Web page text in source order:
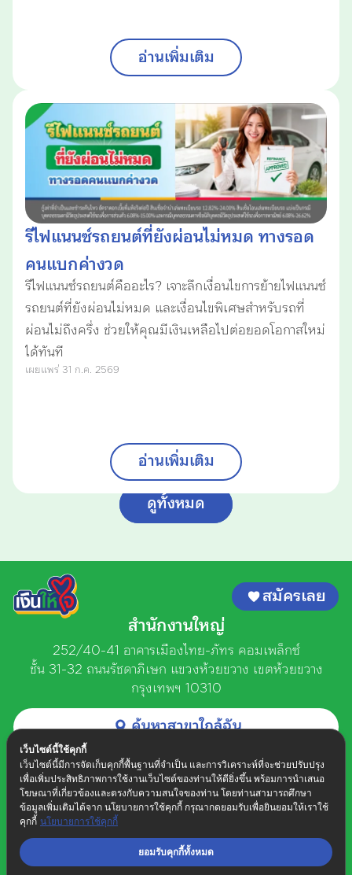
อ่านเพิ่มเติม
รีไฟแนนซ์รถยนต์ที่ยังผ่อนไม่หมด ทางรอด
คนแบกค่างวด
รีไฟแนนซ์รถยนต์คืออะไร? เจาะลึกเงื่อนไขการย้ายไฟแนนซ์
รถยนต์ที่ยังผ่อนไม่หมด และเงื่อนไขพิเศษสำหรับรถที่
ผ่อนไม่ถึงครึ่ง ช่วยให้คุณมีเงินเหลือไปต่อยอดโอกาสใหม่
ได้ทันที
เผยแพร่ 31 ก.ค. 2569
อ่านเพิ่มเติม
ดูทั้งหมด
สมัครเลย
สำนักงานใหญ่
252/40-41 อาคารเมืองไทย-ภัทร คอมเพล็กซ์
ชั้น 31-32 ถนนรัชดาภิเษก แขวงห้วยขวาง เขตห้วยขวาง
กรุงเทพฯ 10310
ค้นหาสาขาใกล้ฉัน
ติดต่อเงินให้ใจ
วันจันทร์ - วันเสาร์ เวลา 8.30 น. - 17.30 น.
02 078 8899
เว็บไซต์นี้ใช้คุกกี้
เว็บไซต์นี้มีการจัดเก็บคุกกี้พื้นฐานที่จำเป็น และการวิเคราะห์ที่จะช่วยปรับปรุง
เพื่อเพิ่มประสิทธิภาพการใช้งานเว็บไซต์ของท่านให้ดียิ่งขึ้น พร้อมการนำเสนอ
โฆษณาที่เกี่ยวข้องและตรงกับความสนใจของท่าน โดยท่านสามารถศึกษา
ข้อมูลเพิ่มเติมได้จาก นโยบายการใช้คุกกี้ กรุณากดยอมรับเพื่อยินยอมให้เราใช้
คุกกี้​ นโยบายการใช้คุกกี้
ยอมรับคุกกี้ทั้งหมด​